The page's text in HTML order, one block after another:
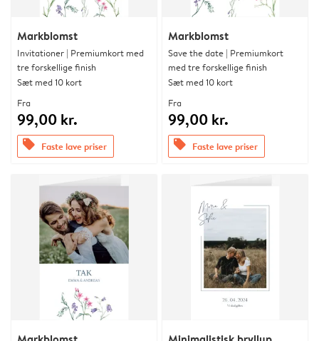
Markblomst
Invitationer | Premiumkort med
tre forskellige finish
Sæt med 10 kort
Fra
99,00 kr.
offers Faste lave priser
Markblomst
Save the date | Premiumkort
med tre forskellige finish
Sæt med 10 kort
Fra
99,00 kr.
offers Faste lave priser